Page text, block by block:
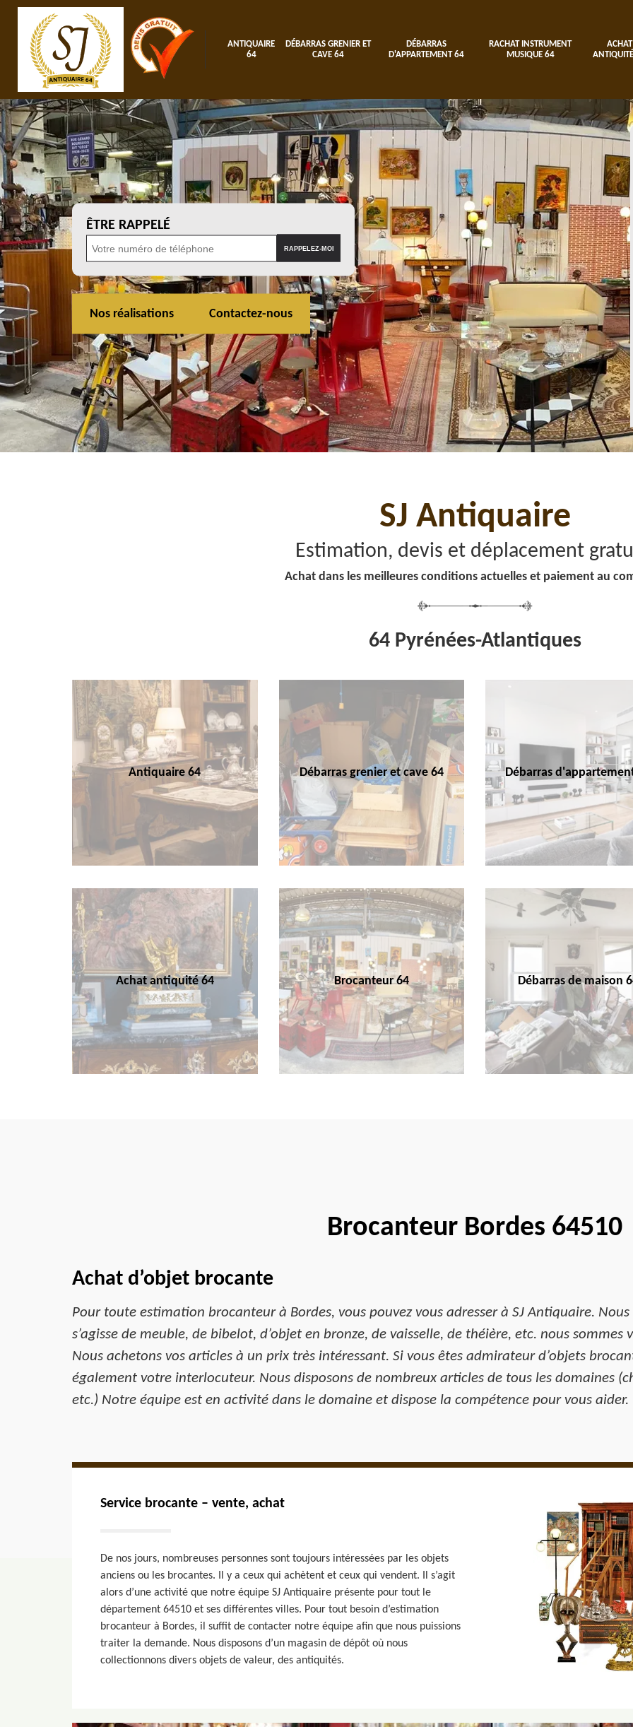
ANTIQUAIRE
64
DÉBARRAS GRENIER ET
CAVE 64
DÉBARRAS
D'APPARTEMENT 64
RACHAT INSTRUMENT
MUSIQUE 64
ACHAT
ÊTRE RAPPELÉ
Nos réalisations Contactez-nous
SJ Antiquaire
Estimation, devis et déplacement
Achat dans les meilleures conditions actuelles et paiement au
64 Pyrénées-Atlantiques
Antiquaire 64 Débarras grenier et cave 64 Débarras
Achat antiquité 64 Brocanteur 64 Débarras de maison
Brocanteur Bordes 64510
Achat d’objet brocante
Pour toute estimation brocanteur à Bordes, vous pouvez vous adresser à SJ Antiquaire.
s’agisse de meuble, de bibelot, d’objet en bronze, de vaisselle, de théière, etc. nous
Nous achetons vos articles à un prix très intéressant. Si vous êtes admirateur d’objets
également votre interlocuteur. Nous disposons de nombreux articles de tous les domaines
etc.) Notre équipe est en activité dans le domaine et dispose la compétence pour vous aider.
Service brocante – vente, achat
De nos jours, nombreuses personnes sont toujours intéressées par les objets
anciens ou les brocantes. Il y a ceux qui achètent et ceux qui vendent. Il s’agit
alors d’une activité que notre équipe SJ Antiquaire présente pour tout le
département 64510 et ses différentes villes. Pour tout besoin d’estimation
brocanteur à Bordes, il suffit de contacter notre équipe afin que nous puissions
traiter la demande. Nous disposons d’un magasin de dépôt où nous
collectionnons divers objets de valeur, des antiquités.